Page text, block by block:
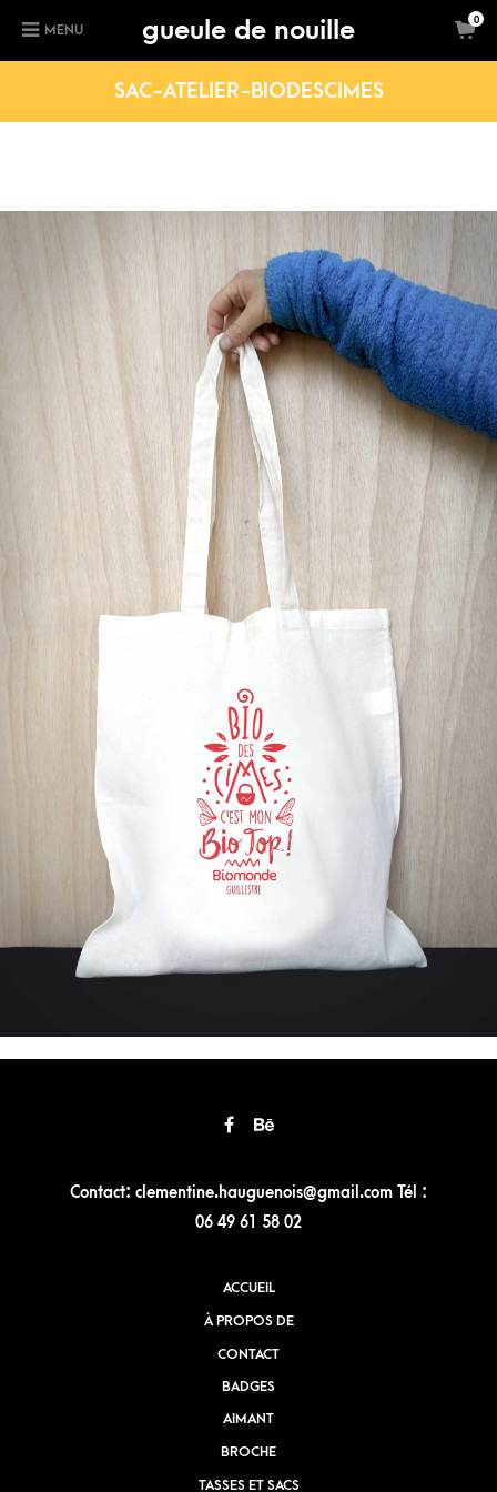
MENU gueule de nouille 0
SAC-ATELIER-BIODESCIMES
Contact: clementine.hauguenois@gmail.com Tél :
06 49 61 58 02
ACCUEIL
À PROPOS DE
CONTACT
BADGES
AIMANT
BROCHE
TASSES ET SACS